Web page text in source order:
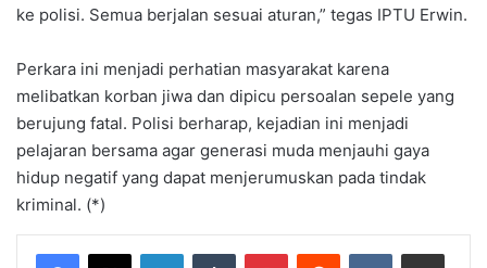
ke polisi. Semua berjalan sesuai aturan,” tegas IPTU Erwin.
Perkara ini menjadi perhatian masyarakat karena
melibatkan korban jiwa dan dipicu persoalan sepele yang
berujung fatal. Polisi berharap, kejadian ini menjadi
pelajaran bersama agar generasi muda menjauhi gaya
hidup negatif yang dapat menjerumuskan pada tindak
kriminal. (*)
LinkedInTumblr PinterestReddit VKontakteShare via Email